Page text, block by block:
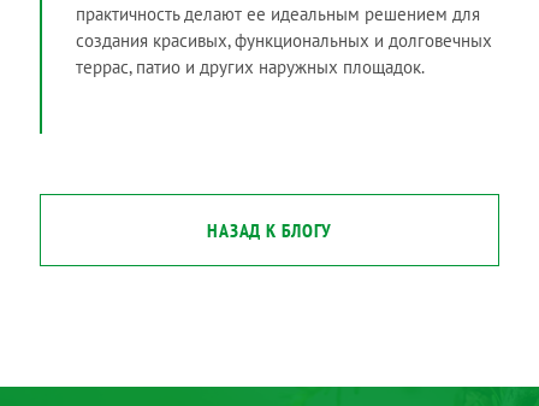
практичность делают ее идеальным решением для
создания красивых, функциональных и долговечных
террас, патио и других наружных площадок.
НАЗАД К БЛОГУ